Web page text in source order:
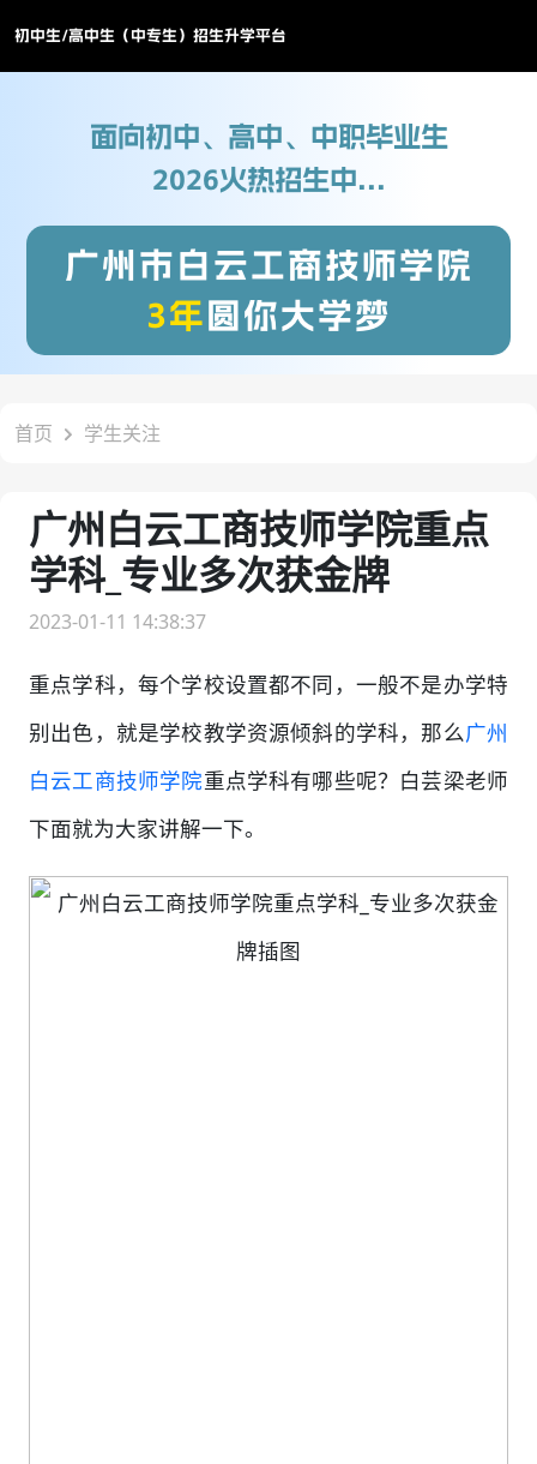
初中生/高中生（中专生）招生升学平台
面向初中、高中、中职毕业生
2026火热招生中...
广州市白云工商技师学院
3年圆你大学梦
首页 学生关注
广州白云工商技师学院重点
学科_专业多次获金牌
2023-01-11 14:38:37
重点学科，每个学校设置都不同，一般不是办学特
别出色，就是学校教学资源倾斜的学科，那么广州
白云工商技师学院重点学科有哪些呢？白芸梁老师
下面就为大家讲解一下。